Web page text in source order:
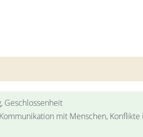
Geschlossenheit
mit Menschen, Konflikte